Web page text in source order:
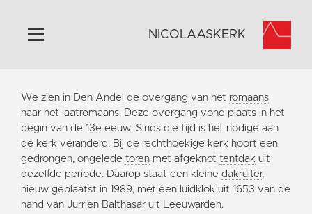
Home
Algemeen
Historie
Omgeving
Activiteiten
Steun ons
NICOLAASKERK
We zien in Den Andel de overgang van het romaans
naar het laatromaans. Deze overgang vond plaats in het
begin van de 13e eeuw. Sinds die tijd is het nodige aan
de kerk veranderd. Bij de rechthoekige kerk hoort een
gedrongen, ongelede toren met afgeknot tentdak uit
dezelfde periode. Daarop staat een kleine dakruiter,
nieuw geplaatst in 1989, met een luidklok uit 1653 van de
hand van Jurriën Balthasar uit Leeuwarden.